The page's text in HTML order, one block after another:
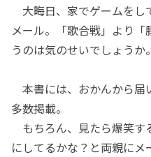
大晦日、家でゲームをし
メール。「歌合戦」より
うのは気のせいでしょうか。
本書には、おかんから届
多数掲載。
もちろん、見たら爆笑す
にしてるかな？と両親に